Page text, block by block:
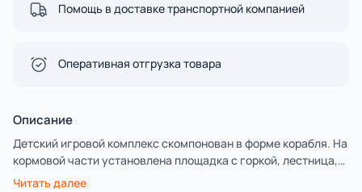
Помощь в доставке транспортной компанией
Оперативная отгрузка товара
Описание
Детский игровой комплекс скомпонован в форме корабля. На
кормовой части установлена площадка с горкой, лестница,
балкон, шведские стенки, ограждения металлические и
Читать далее